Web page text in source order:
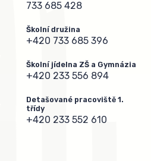
733 685 428
Školní družina
+420 733 685 396
Školní jídelna ZŠ a Gymnázia
+420 233 556 894
Detašované pracoviště 1.
třídy
+420 233 552 610